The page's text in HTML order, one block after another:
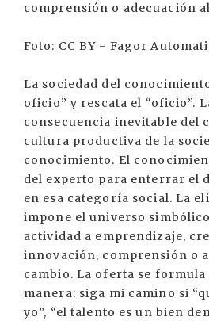
comprensión o adecuación
Foto: CC BY - Fagor
La sociedad del
oficio” y rescata el “oficio”.
consecuencia inevitable del
cultura productiva de la
conocimiento. El
del experto para enterrar el
en esa categoría social. La
impone el universo
actividad a emprendizaje,
innovación, comprensión o
cambio. La oferta se
manera: siga mi camino si
yo”, “el talento es un bien